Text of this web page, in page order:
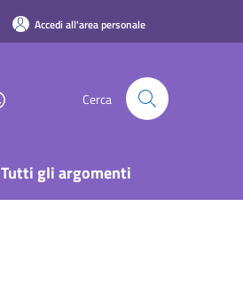
Accedi all'area personale
Cerca
Tutti gli argomenti